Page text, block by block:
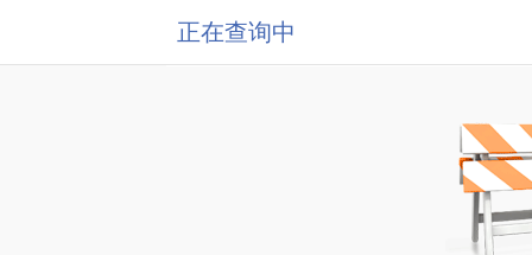
正在查询中